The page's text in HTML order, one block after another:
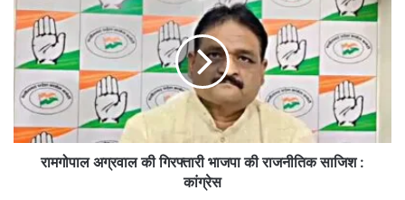
र
N
A
ए
म
गो
ल
ग्र
ल
रामगोपाल अग्रवाल की गिरफ्तारी भाजपा की राजनीतिक साजिश :
कांग्रेस